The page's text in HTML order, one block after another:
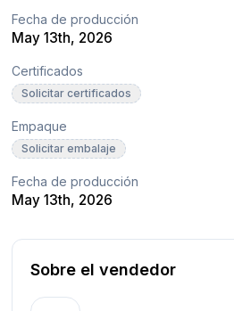
Fecha de producción
May 13th, 2026
Certificados
Solicitar certificados
Empaque
Solicitar embalaje
Fecha de producción
May 13th, 2026
Sobre el vendedor